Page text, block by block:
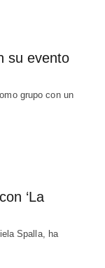
su evento
grupo con un
‘La
Spalla, ha